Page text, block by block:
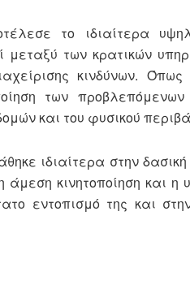
το ιδιαίτερα
μεταξύ των κρατικών
κινδύνων. Όπως
των
και του φυσικού
ιδιαίτερα στην
κινητοποίηση και η
εντοπισμό της και